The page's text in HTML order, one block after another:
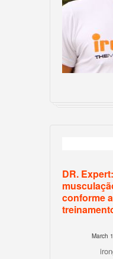
DR.
conforme
March